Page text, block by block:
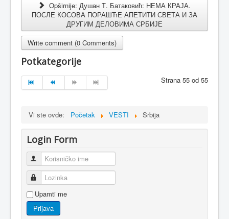
Opširnije: Душан Т. Батаковић: НЕМА КРАЈА.
ПОСЛЕ КОСОВА ПОРАШЋЕ АПЕТИТИ СВЕТА И ЗА
ДРУГИМ ДЕЛОВИМА СРБИЈЕ
Write comment (0 Comments)
Potkategorije
Strana 55 od 55
Vi ste ovde: Početak VESTI Srbija
Login Form
Korisničko ime
Lozinka
Upamti me
Prijava